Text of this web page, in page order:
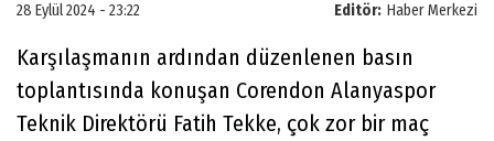
Editör: Haber Merkezi
28 Eylül 2024 - 23:22
Karşılaşmanın ardından düzenlenen basın
toplantısında konuşan Corendon Alanyaspor
Teknik Direktörü Fatih Tekke, çok zor bir maç